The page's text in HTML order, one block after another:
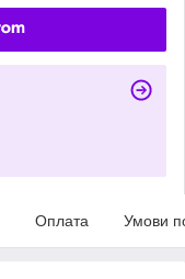
Оплата Умови